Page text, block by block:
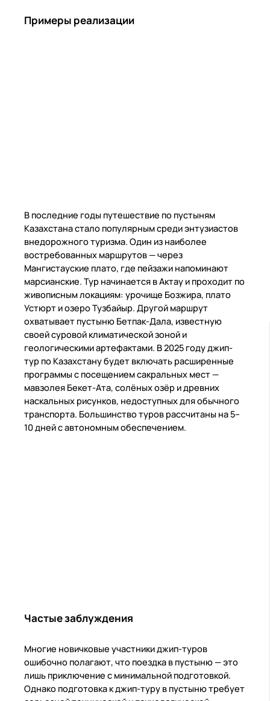
Примеры реализации
В последние годы путешествие по пустыням
Казахстана стало популярным среди энтузиастов
внедорожного туризма. Один из наиболее
востребованных маршрутов — через
Мангистауские плато, где пейзажи напоминают
марсианские. Тур начинается в Актау и проходит по
живописным локациям: урочище Бозжира, плато
Устюрт и озеро Тузбайыр. Другой маршрут
охватывает пустыню Бетпак-Дала, известную
своей суровой климатической зоной и
геологическими артефактами. В 2025 году джип-
тур по Казахстану будет включать расширенные
программы с посещением сакральных мест —
мавзолея Бекет-Ата, солёных озёр и древних
наскальных рисунков, недоступных для обычного
транспорта. Большинство туров рассчитаны на 5–
10 дней с автономным обеспечением.
Частые заблуждения
Многие новичковые участники джип-туров
ошибочно полагают, что поездка в пустыню — это
лишь приключение с минимальной подготовкой.
Однако подготовка к джип-туру в пустыню требует